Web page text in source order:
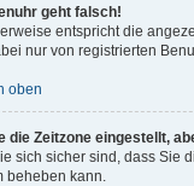
geht falsch!
entspricht die
nur von registrierten
oben
die Zeitzone eingestellt,
sich sicher sind, dass Sie
beheben kann.